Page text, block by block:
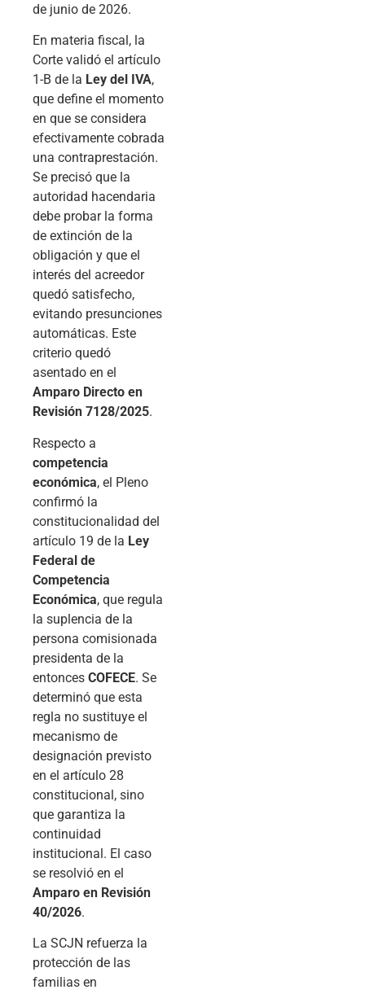
de junio de 2026.
En materia fiscal, la
Corte validó el artículo
1-B de la Ley del IVA,
que define el momento
en que se considera
efectivamente cobrada
una contraprestación.
Se precisó que la
autoridad hacendaria
debe probar la forma
de extinción de la
obligación y que el
interés del acreedor
quedó satisfecho,
evitando presunciones
automáticas. Este
criterio quedó
asentado en el
Amparo Directo en
Revisión 7128/2025.
Respecto a
competencia
económica, el Pleno
confirmó la
constitucionalidad del
artículo 19 de la Ley
Federal de
Competencia
Económica, que regula
la suplencia de la
persona comisionada
presidenta de la
entonces COFECE. Se
determinó que esta
regla no sustituye el
mecanismo de
designación previsto
en el artículo 28
constitucional, sino
que garantiza la
continuidad
institucional. El caso
se resolvió en el
Amparo en Revisión
40/2026.
La SCJN refuerza la
protección de las
familias en